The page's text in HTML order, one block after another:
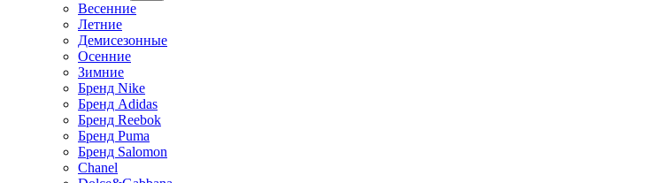
Весенние
Летние
Демисезонные
Осенние
Зимние
Бренд Nike
Бренд Adidas
Бренд Reebok
Бренд Puma
Бренд Salomon
Chanel